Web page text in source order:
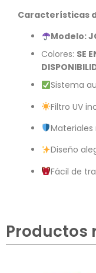
Características
Modelo:
Colores: SE
Sistema
Filtro UV
Materiales
Diseño
Fácil de
Productos